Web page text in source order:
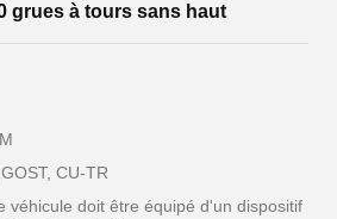
grues à tours sans haut
CU-TR
véhicule doit être équipé d'un dispositif